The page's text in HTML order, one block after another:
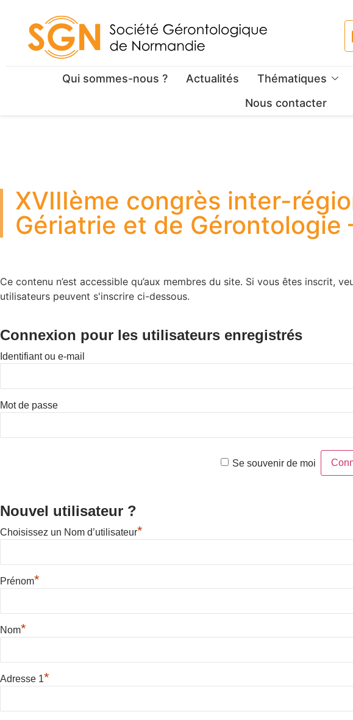
Qui sommes-nous ? Actualités Thématiques
Nous contacter
XVIIIème congrès inter-
Gériatrie et de Gérontologie
Ce contenu n’est accessible qu’aux membres du site. Si vous êtes inscrit,
utilisateurs peuvent s'inscrire ci-dessous.
Connexion pour les utilisateurs enregistrés
Identifiant ou e-mail
Mot de passe
Se souvenir de moi
Nouvel utilisateur ?
Choisissez un Nom d’utilisateur*
Prénom*
Nom*
Adresse 1*